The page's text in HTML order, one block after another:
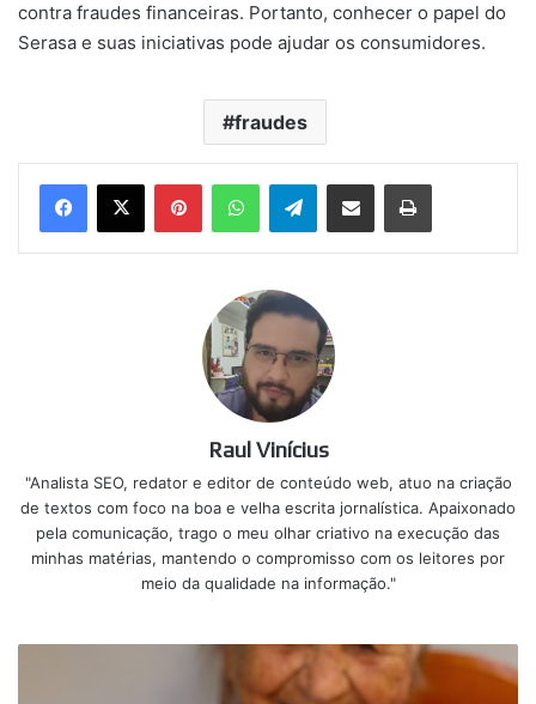
contra fraudes financeiras. Portanto, conhecer o papel do
Serasa e suas iniciativas pode ajudar os consumidores.
fraudes
PinterestWhatsAppTelegramCompartilhar via e-mail Imprimir
Raul Vinícius
"Analista SEO, redator e editor de conteúdo web, atuo na criação
de textos com foco na boa e velha escrita jornalística. Apaixonado
pela comunicação, trago o meu olhar criativo na execução das
minhas matérias, mantendo o compromisso com os leitores por
meio da qualidade na informação."